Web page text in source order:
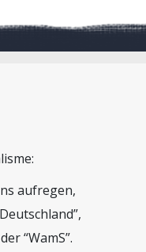
aufregen,
“WamS”.